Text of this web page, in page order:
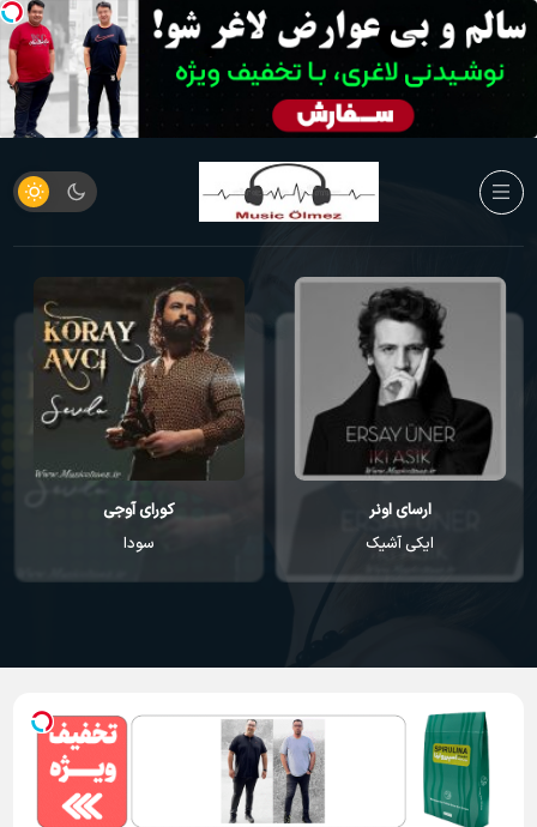
ارسای اونر
ایکی آشیک
کورای آوجی
سودا